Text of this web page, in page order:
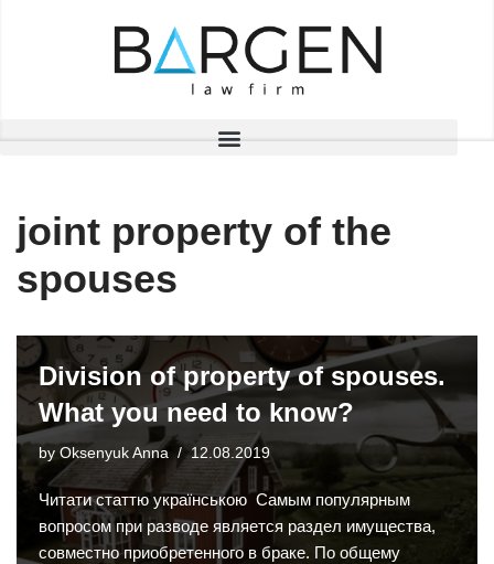
joint property of the
spouses
Division of property of spouses.
What you need to know?
by Oksenyuk Anna 12.08.2019
Читати статтю українською Самым популярным
вопросом при разводе является раздел имущества,
совместно приобретенного в браке. По общему